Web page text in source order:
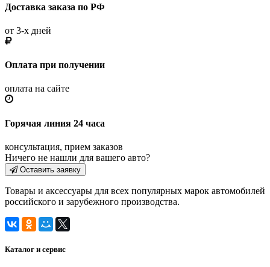
Доставка заказа по РФ
от 3-х дней
Оплата при получении
оплата на сайте
Горячая линия 24 часа
консультация, прием заказов
Ничего не нашли для вашего авто?
Оставить заявку
Товары и аксессуары для всех популярных марок автомобилей
российского и зарубежного производства.
Каталог и сервис